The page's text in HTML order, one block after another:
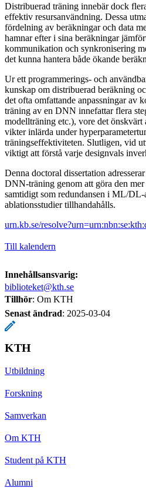
Distribuerad träning innebär dock
effektiv resursanvändning. Dessa
fördelning av beräkningar och data
hamnar efter i sina beräkningar
kommunikation och synkronisering
det kunna hantera både ökande
Ur ett programmerings- och
kunskap om distribuerad beräkning
det ofta omfattande anpassningar av
träning av en DNN innefattar flera
modellträning etc.), vore det önskvärt
vikter inlärda under
träningseffektiviteten. Slutligen, vid
viktigt att förstå varje designvals
Denna doctoral dissertation
DNN-träning genom att göra den
samtidigt som redundansen i ML/
ablationsstudier tillhandahålls.
urn.kb.se/
Till kalendern
Innehållsansvarig:
biblioteket@kth.se
Tillhör: Om KTH
Senast ändrad: 2025-03-04
KTH
Utbildning
Forskning
Samverkan
Om KTH
Student på KTH
Alumni